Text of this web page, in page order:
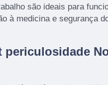
são ideais para
à medicina e segurança
periculosidade